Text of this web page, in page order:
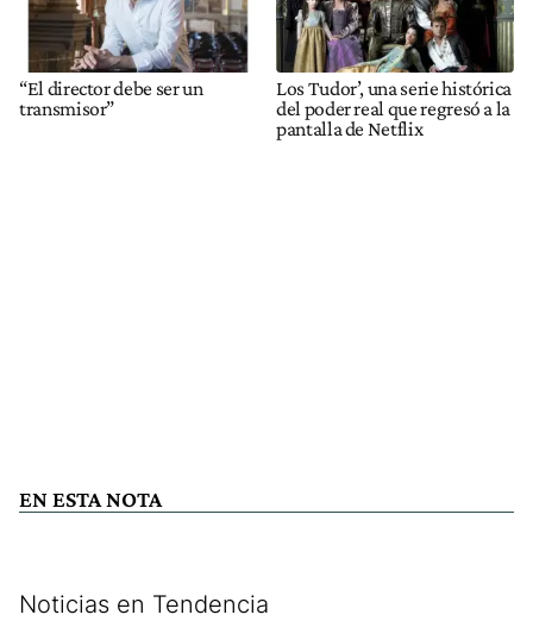
“El director debe ser un
transmisor”
Los Tudor’, una serie histórica
del poder real que regresó a la
pantalla de Netflix
EN ESTA NOTA
Noticias en Tendencia